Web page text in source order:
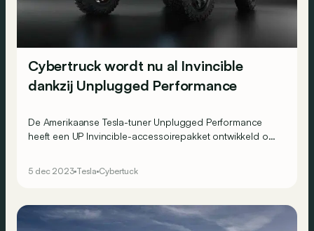
Cybertruck wordt nu al Invincible
dankzij Unplugged Performance
De Amerikaanse Tesla-tuner Unplugged Performance
heeft een UP Invincible-accessoirepakket ontwikkeld om
5 dec 2023 Tesla Cybertuck